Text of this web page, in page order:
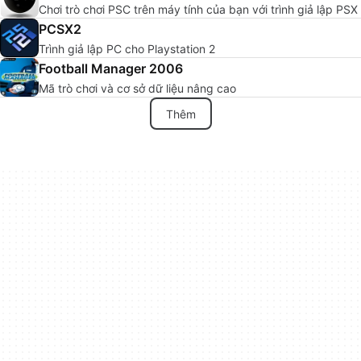
Chơi trò chơi PSC trên máy tính của bạn với trình giả lập PSX
PCSX2
Trình giả lập PC cho Playstation 2
Football Manager 2006
Mã trò chơi và cơ sở dữ liệu nâng cao
Thêm